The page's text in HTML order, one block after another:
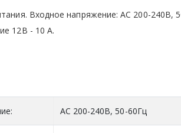
Входное напряжение: AC 200-240В,
12В - 10 А.
AC 200-240В, 50-60Гц